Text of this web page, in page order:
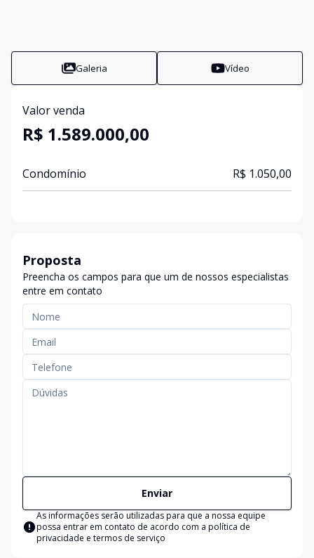
Galeria Vídeo
Valor venda
R$ 1.589.000,00
Condomínio R$ 1.050,00
Proposta
Preencha os campos para que um de nossos especialistas
entre em contato
Enviar
As informações serão utilizadas para que a nossa equipe
possa entrar em contato de acordo com a política de
privacidade e termos de serviço